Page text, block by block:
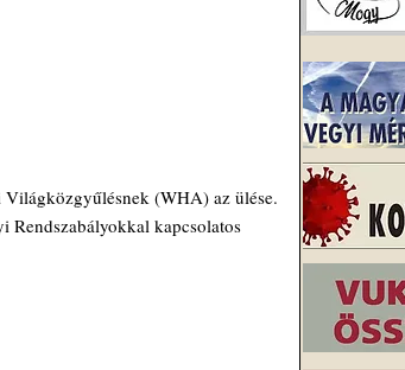
Világközgyűlésnek (WHA) az ülése.
Rendszabályokkal kapcsolatos